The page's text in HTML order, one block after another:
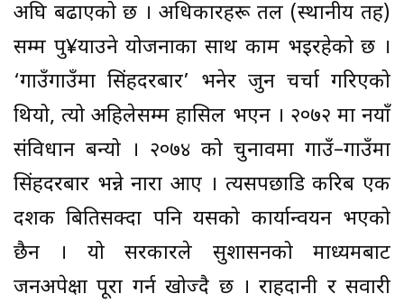
अघि बढाएको छ । अधिकारहरू तल (स्थानीय तह)
सम्म पु¥याउने योजनाका साथ काम भइरहेको छ ।
‘गाउँगाउँमा सिंहदरबार’ भनेर जुन चर्चा गरिएको
थियो, त्यो अहिलेसम्म हासिल भएन । २०७२ मा नयाँ
संविधान बन्यो । २०७४ को चुनावमा गाउँ–गाउँमा
सिंहदरबार भन्ने नारा आए । त्यसपछाडि करिब एक
दशक बितिसक्दा पनि यसको कार्यान्वयन भएको
छैन । यो सरकारले सुशासनको माध्यमबाट
जनअपेक्षा पूरा गर्न खोज्दै छ । राहदानी र सवारी